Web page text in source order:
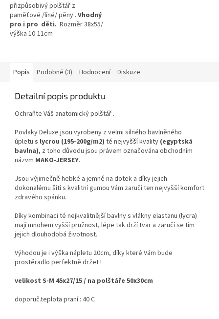
5
hvězdiček.
přizpůsobivý polštář z
paměťové /líné/ pěny . Vhodný
pro i pro děti. Rozměr 38x55/
výška 10-11cm
Popis Podobné (3) Hodnocení Diskuze
Detailní popis produktu
Ochraňte Váš anatomický polštář .
Povlaky Deluxe jsou vyrobeny z velmi silného bavlněného
úpletu s lycrou (195-200g/m2) té nejvyšší kvality (egyptská
bavlna), z toho důvodu jsou právem označována obchodním
názvm MAKO-JERSEY.
Jsou výjimečně hebké a jemné na dotek a díky jejich
dokonalému šití s kvalitní gumou Vám zaručí ten nejvyšší komfort
zdravého spánku.
Díky kombinaci té nejkvalitnější bavlny s vlákny elastanu (lycra)
mají mnohem vyšší pružnost, lépe tak drží tvar a zaručí se tím
jejich dlouhodobá životnost.
Výhodou je i výška nápletu 20cm, díky které Vám bude
prostěradlo perfektně držet !
velikost S-M 45x27/15 / na polštáře 50x30cm
doporuč.teplota praní : 40 C